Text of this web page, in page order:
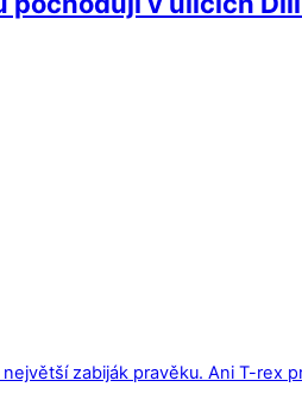
zabiják pravěku. Ani T-rex